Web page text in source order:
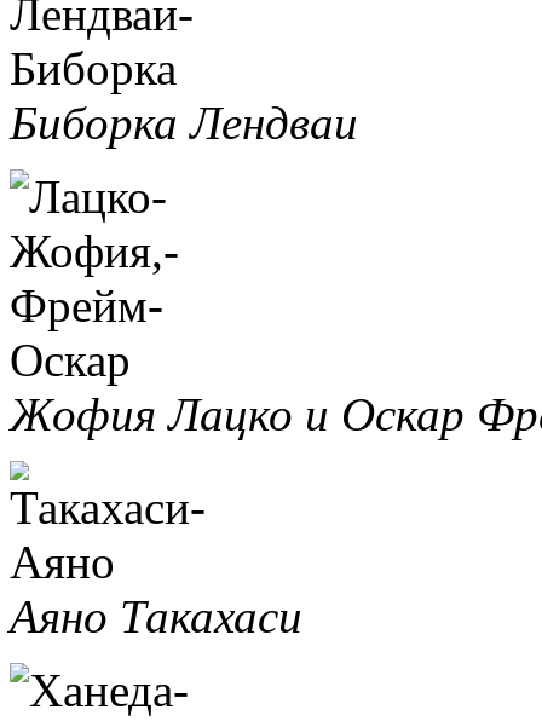
Биборка Лендваи
Жофия Лацко и Оскар
Аяно Такахаси